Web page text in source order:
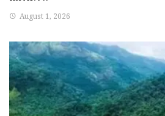
August 1, 2026